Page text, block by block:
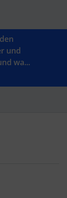
und
wa...